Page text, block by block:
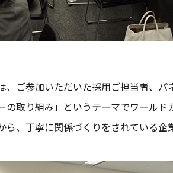
、ご参加いただいた採用ご担当者、
の取り組み」というテーマでワール
ら、丁寧に関係づくりをされている